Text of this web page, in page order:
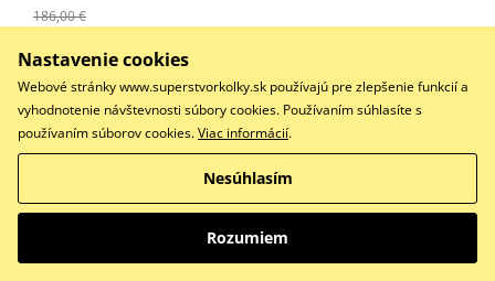
186,00 €
Do košíka
Sada těsnění motoru kompletní vč. gufer motoru
Sada tesnení motoru- komplet vr. gufier WINDEROSA
Nastavenie cookies
Webové stránky www.superstvorkolky.sk používajú pre zlepšenie funkcií a
vyhodnotenie návštevnosti súbory cookies. Používaním súhlasíte s
používaním súborov cookies.Viac informácií.
Nesúhlasím
Rozumiem